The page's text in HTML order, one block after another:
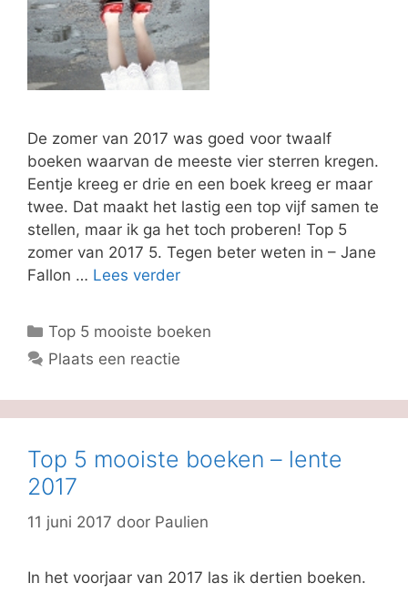
De zomer van 2017 was goed voor twaalf
boeken waarvan de meeste vier sterren kregen.
Eentje kreeg er drie en een boek kreeg er maar
twee. Dat maakt het lastig een top vijf samen te
stellen, maar ik ga het toch proberen! Top 5
zomer van 2017 5. Tegen beter weten in – Jane
Fallon … Lees verder
Categorieën
Top 5 mooiste boeken
Plaats een reactie
Top 5 mooiste boeken – lente
2017
11 juni 2017 door Paulien
In het voorjaar van 2017 las ik dertien boeken.